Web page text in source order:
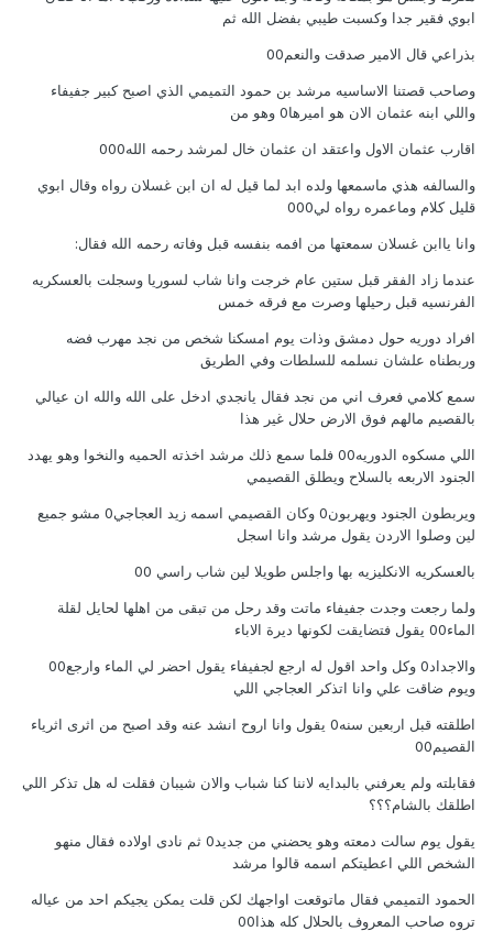
ابوي فقير جدا وكسبت طيبي بفضل الله ثم
بذراعي قال الامير صدقت والنعم00
وصاحب قصتنا الاساسيه مرشد بن حمود التميمي الذي اصبح كبير جفيفاء
واللي ابنه عثمان الان هو اميرها0 وهو من
اقارب عثمان الاول واعتقد ان عثمان خال لمرشد رحمه الله000
والسالفه هذي ماسمعها ولده ابد لما قيل له ان ابن غسلان رواه وقال ابوي
قليل كلام وماعمره رواه لي000
وانا ياابن غسلان سمعتها من افمه بنفسه قبل وفاته رحمه الله فقال:
عندما زاد الفقر قبل ستين عام خرجت وانا شاب لسوريا وسجلت بالعسكريه
الفرنسيه قبل رحيلها وصرت مع فرقه خمس
افراد دوريه حول دمشق وذات يوم امسكنا شخص من نجد مهرب فضه
وربطناه علشان نسلمه للسلطات وفي الطريق
سمع كلامي فعرف اني من نجد فقال يانجدي ادخل على الله والله ان عيالي
بالقصيم مالهم فوق الارض حلال غير هذا
اللي مسكوه الدوريه00 فلما سمع ذلك مرشد اخذته الحميه والنخوا وهو يهدد
الجنود الاربعه بالسلاح ويطلق القصيمي
ويربطون الجنود ويهربون0 وكان القصيمي اسمه زيد العجاجي0 مشو جميع
لين وصلوا الاردن يقول مرشد وانا اسجل
بالعسكريه الانكليزيه بها واجلس طويلا لين شاب راسي 00
ولما رجعت وجدت جفيفاء ماتت وقد رحل من تبقى من اهلها لحايل لقلة
الماء00 يقول فتضايقت لكونها ديرة الاباء
والاجداد0 وكل واحد اقول له ارجع لجفيفاء يقول احضر لي الماء وارجع00
ويوم ضاقت علي وانا اتذكر العجاجي اللي
اطلقته قبل اربعين سنه0 يقول وانا اروح انشد عنه وقد اصبح من اثرى اثرياء
القصيم00
فقابلته ولم يعرفني بالبدايه لاننا كنا شباب والان شيبان فقلت له هل تذكر اللي
اطلقك بالشام؟؟؟
يقول يوم سالت دمعته وهو يحضني من جديد0 ثم نادى اولاده فقال منهو
الشخص اللي اعطيتكم اسمه قالوا مرشد
الحمود التميمي فقال ماتوقعت اواجهك لكن قلت يمكن يجيكم احد من عياله
تروه صاحب المعروف بالحلال كله هذا00